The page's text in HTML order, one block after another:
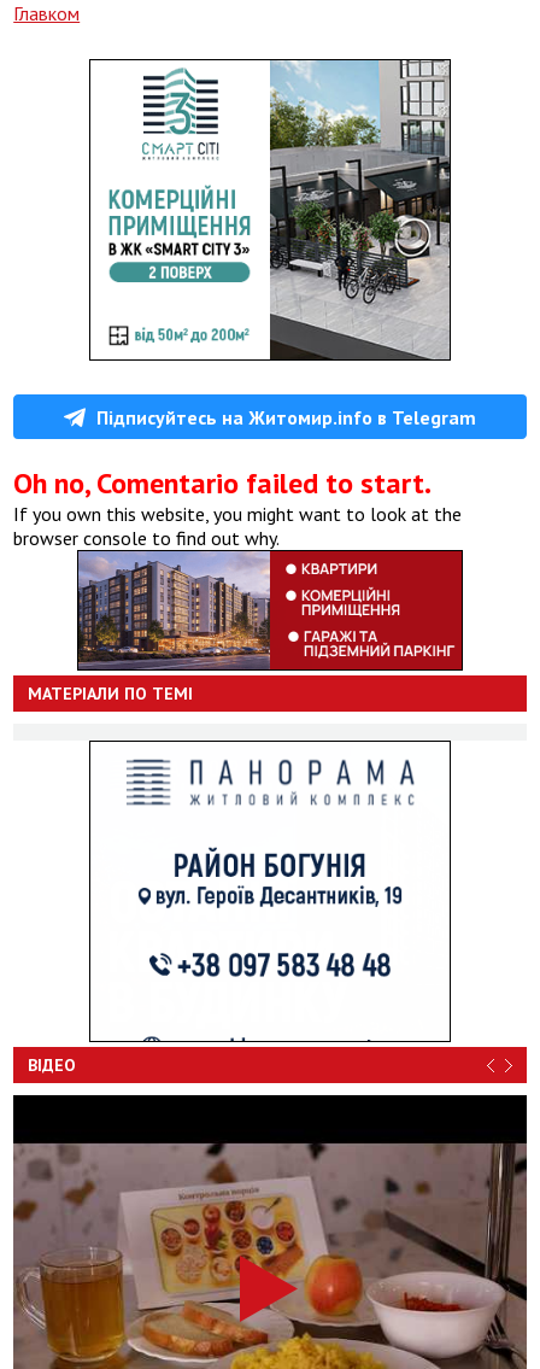
Главком
Підписуйтесь на Житомир.info в Telegram
Oh no, Comentario failed to start.
If you own this website, you might want to look at the
browser console to find out why.
МАТЕРІАЛИ ПО ТЕМІ
ВІДЕО